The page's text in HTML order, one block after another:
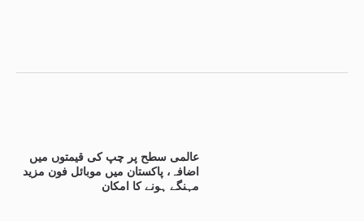
عالمی سطح پر چپ کی قیمتوں میں
اضافہ، پاکستان میں موبائل فون مزید
مہنگے ہونے کا امکان